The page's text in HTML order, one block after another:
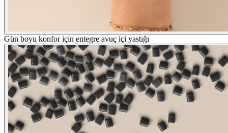
Gün boyu konfor için entegre avuç içi yastığı